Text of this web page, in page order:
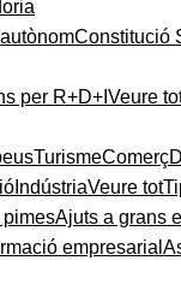
Constitució
per R+D+I Veure
TurismeComerç
IndústriaVeure tot
Ajuts a grans
empresarial